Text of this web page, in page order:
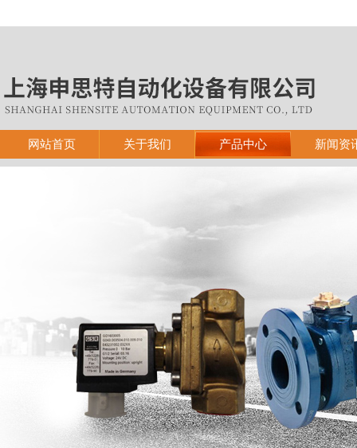
上海申思特自动化设备有限公司
网站首页 关于我们 产品中心 新闻资